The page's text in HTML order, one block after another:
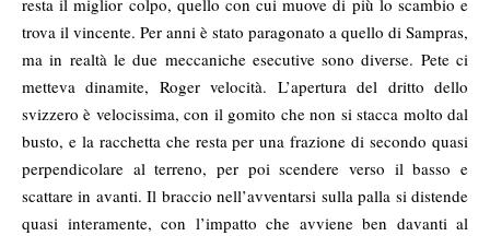
resta il miglior colpo, quello con cui muove di più lo scambio e
trova il vincente. Per anni è stato paragonato a quello di Sampras,
ma in realtà le due meccaniche esecutive sono diverse. Pete ci
metteva dinamite, Roger velocità. L’apertura del dritto dello
svizzero è velocissima, con il gomito che non si stacca molto dal
busto, e la racchetta che resta per una frazione di secondo quasi
perpendicolare al terreno, per poi scendere verso il basso e
scattare in avanti. Il braccio nell’avventarsi sulla palla si distende
quasi interamente, con l’impatto che avviene ben davanti al